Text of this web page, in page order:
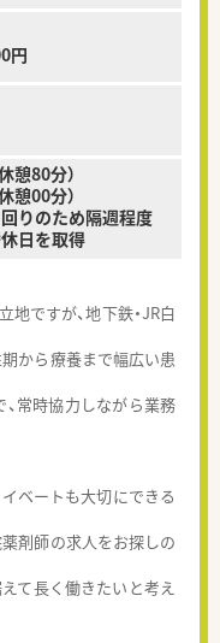
円
80分）
00分）
りのため隔週程度
日を取得
ですが、地下鉄・JR白
期から療養まで幅広い患
常時協力しながら業務
ベートも大切にできる
剤師の求人をお探しの
て長く働きたいと考え